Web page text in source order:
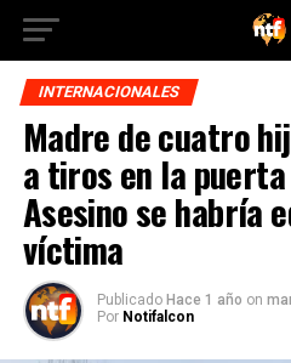
INTERNACIONALES
Madre de cuatro
a tiros en la
Asesino se habría
víctima
Publicado Hace 1 año on
Por Notifalcon